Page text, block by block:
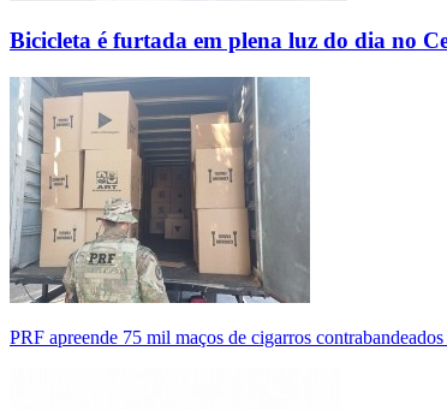
Bicicleta é furtada em plena luz do dia no
PRF apreende 75 mil maços de cigarros